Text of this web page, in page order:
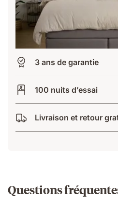
3 ans de garantie
100 nuits d’essai
Livraison et retour
Questions